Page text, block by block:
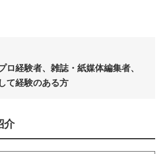
ロ経験者、雑誌・紙媒体編集者、
て経験のある方
介